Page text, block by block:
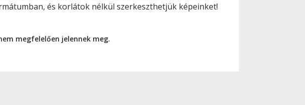
és korlátok nélkül szerkeszthetjük képeinket!
megfelelően jelennek meg.